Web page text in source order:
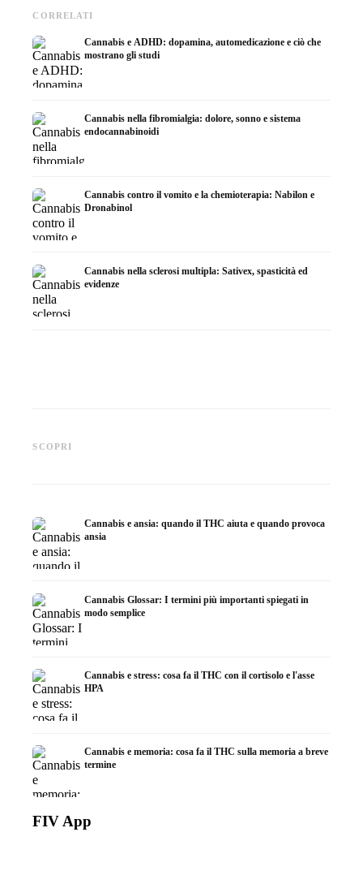
CORRELATI
Cannabis e ADHD: dopamina, automedicazione e ciò che
mostrano gli studi
Cannabis nella fibromialgia: dolore, sonno e sistema
endocannabinoidi
Cannabis contro il vomito e la chemioterapia: Nabilon e
Dronabinol
Cannabis nella sclerosi multipla: Sativex, spasticità ed
evidenze
SCOPRI
ricerca
Cannabis e ansia: quando il THC aiuta e quando provoca
ansia
Cannabis Glossar: I termini più importanti spiegati in
modo semplice
Cannabis e stress: cosa fa il THC con il cortisolo e l'asse
HPA
Cannabis e memoria: cosa fa il THC sulla memoria a breve
termine
FIV App